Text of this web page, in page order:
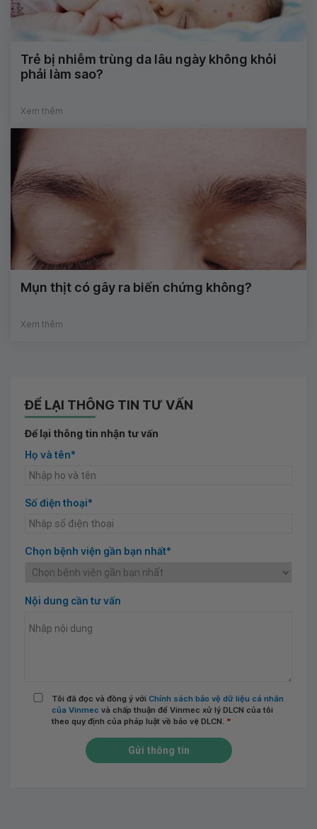
Trẻ bị nhiễm trùng da lâu ngày không khỏi
phải làm sao?
Xem thêm
Mụn thịt có gây ra biến chứng không?
Xem thêm
ĐỂ LẠI THÔNG TIN TƯ VẤN
Để lại thông tin nhận tư vấn
Họ và tên*
Số điện thoại*
Chọn bệnh viện gần bạn nhất*
Nội dung cần tư vấn
Tôi đã đọc và đồng ý với Chính sách bảo vệ dữ liệu cá nhân
của Vinmec và chấp thuận để Vinmec xử lý DLCN của tôi
theo quy định của pháp luật về bảo vệ DLCN. *
Gửi thông tin